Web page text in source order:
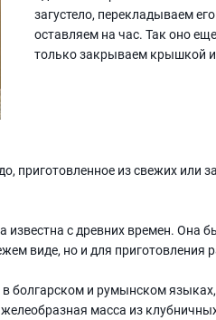
загустело, перекладываем
оставляем на час. Так оно
только закрываем крышкой
приготовленное из свежих
известна с древних времен. Она
виде, но и для приготовления
в болгарском и румынском
масса из